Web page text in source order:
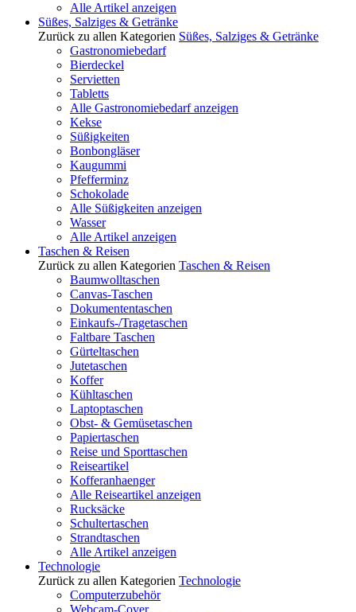
Alle Artikel anzeigen
Süßes, Salziges & Getränke
Zurück zu allen Kategorien Süßes, Salziges & Getränke
Gastronomiebedarf
Bierdeckel
Servietten
Tabletts
Alle Gastronomiebedarf anzeigen
Kekse
Süßigkeiten
Bonbongläser
Kaugummi
Pfefferminz
Schokolade
Alle Süßigkeiten anzeigen
Wasser
Alle Artikel anzeigen
Taschen & Reisen
Zurück zu allen Kategorien Taschen & Reisen
Baumwolltaschen
Canvas-Taschen
Dokumententaschen
Einkaufs-/Tragetaschen
Faltbare Taschen
Gürteltaschen
Jutetaschen
Koffer
Kühltaschen
Laptoptaschen
Obst- & Gemüsetaschen
Papiertaschen
Reise und Sporttaschen
Reiseartikel
Kofferanhaenger
Alle Reiseartikel anzeigen
Rucksäcke
Schultertaschen
Strandtaschen
Alle Artikel anzeigen
Technologie
Zurück zu allen Kategorien Technologie
Computerzubehör
Webcam-Cover